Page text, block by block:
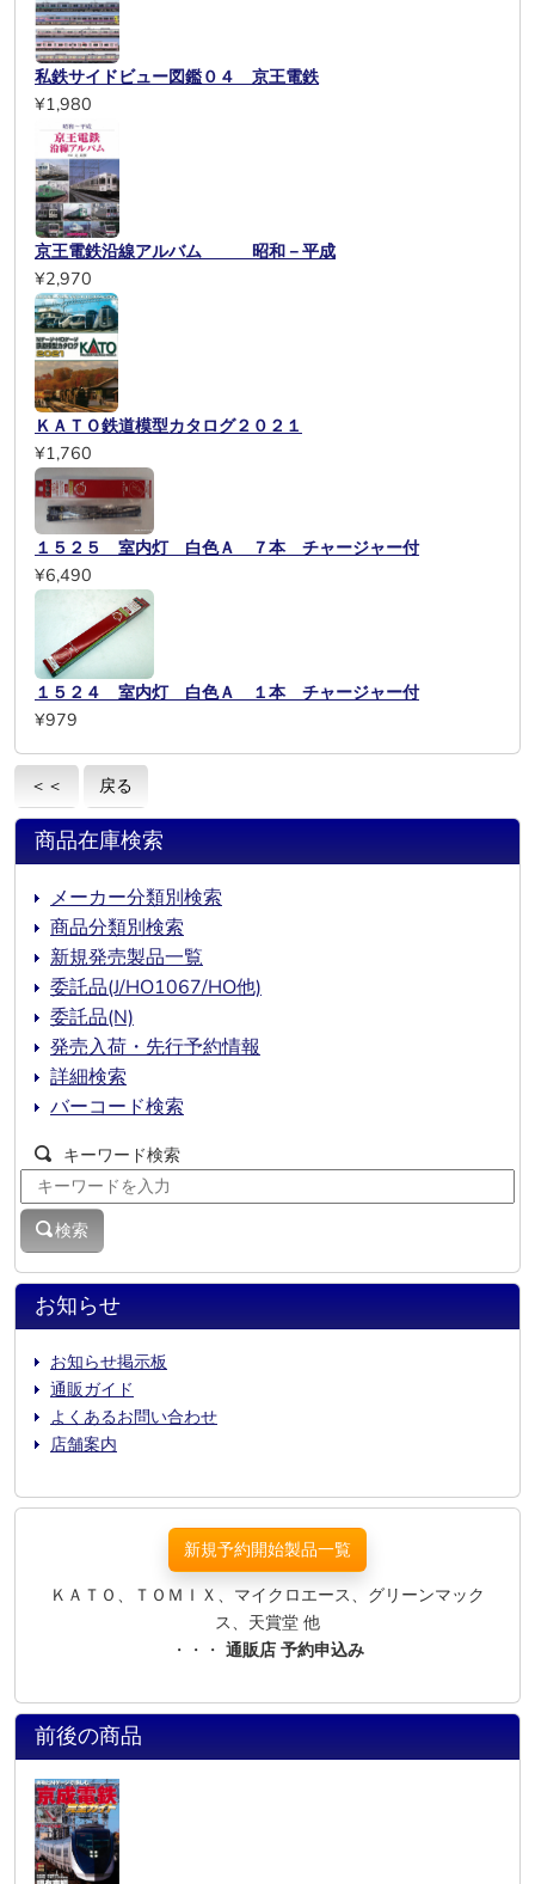
私鉄サイドビュー図鑑０４ 京王電鉄
¥1,980
京王電鉄沿線アルバム 昭和－平成
¥2,970
ＫＡＴＯ鉄道模型カタログ２０２１
¥1,760
１５２５ 室内灯 白色Ａ ７本 チャージャー付
¥6,490
１５２４ 室内灯 白色Ａ １本 チャージャー付
¥979
＜＜ 戻る
お知らせ
お知らせ掲示板
通販ガイド
よくあるお問い合わせ
店舗案内
商品在庫検索
メーカー分類別検索
商品分類別検索
新規発売製品一覧
委託品(J/HO1067/HO他)
委託品(N)
発売入荷・先行予約情報
詳細検索
バーコード検索
キーワード検索
検索
新規予約開始製品一覧
ＫＡＴＯ、ＴＯＭＩＸ、マイクロエース、グリーンマック
ス、天賞堂 他
・・・ 通販店 予約申込み
前後の商品